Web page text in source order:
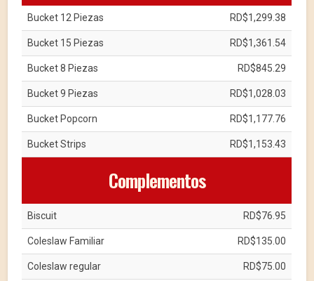
Bucket 12 Piezas RD$1,299.38
Bucket 15 Piezas RD$1,361.54
Bucket 8 Piezas RD$845.29
Bucket 9 Piezas RD$1,028.03
Bucket Popcorn RD$1,177.76
Bucket Strips RD$1,153.43
Complementos
Biscuit RD$76.95
Coleslaw Familiar RD$135.00
Coleslaw regular RD$75.00